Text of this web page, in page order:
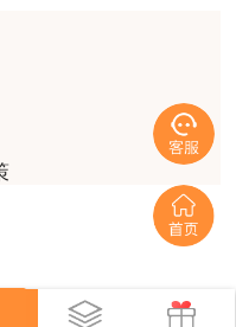
孙琦两位老师的课
短助我通过了该门考
么比坚持更有价值，
通过一造考试的最强